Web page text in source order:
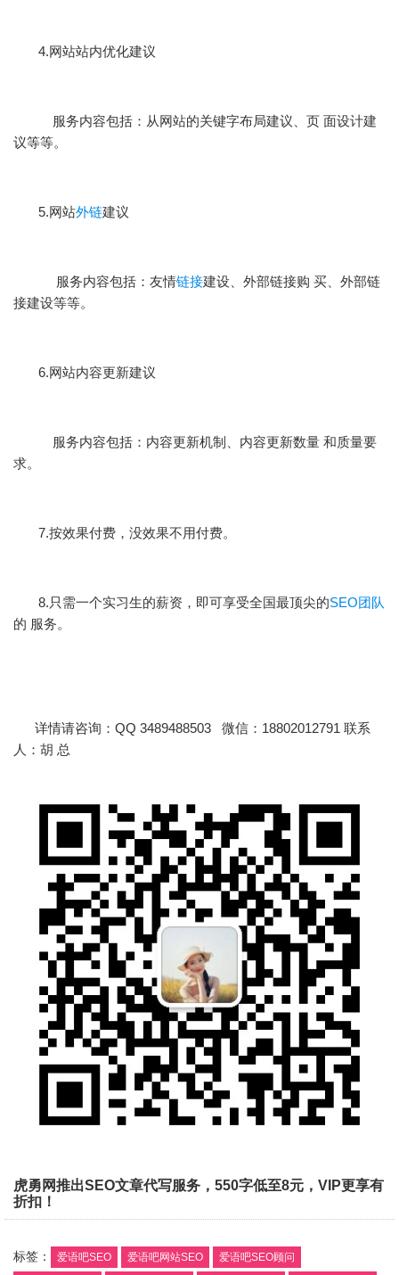
4.网站站内优化建议
服务内容包括：从网站的关键字布局建议、页 面设计建
议等等。
5.网站外链建议
服务内容包括：友情链接建设、外部链接购 买、外部链
接建设等等。
6.网站内容更新建议
服务内容包括：内容更新机制、内容更新数量 和质量要
求。
7.按效果付费，没效果不用付费。
8.只需一个实习生的薪资，即可享受全国最顶尖的SEO团队
的 服务。
详情请咨询：QQ 3489488503 微信：18802012791 联系
人：胡 总
虎勇网推出SEO文章代写服务，550字低至8元，VIP更享有
折扣！
标签： 爱语吧SEO 爱语吧网站SEO
爱语吧SEO顾问